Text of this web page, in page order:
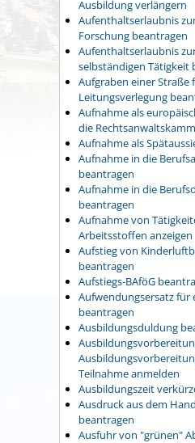
Ausbildung verlängern
Aufenthaltserlaubnis
Forschung beantragen
Aufenthaltserlaubnis
selbständigen Tätigkeit
Aufgraben einer Straße
Leitungsverlegung
Aufnahme als
die
Aufnahme als
Aufnahme in die
beantragen
Aufnahme in die
beantragen
Aufnahme von
Arbeitsstoffen anzeigen
Aufstieg von
beantragen
Aufstiegs-BAföG
Aufwendungsersatz für
beantragen
Ausbildungsduldung
Teilnahme anmelden
Ausbildungszeit
Ausdruck aus dem
beantragen
Ausfuhr von "grünen"